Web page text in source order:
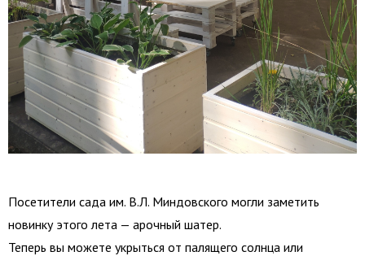
Посетители сада им. В.Л. Миндовского могли заметить
новинку этого лета — арочный шатер.
Теперь вы можете укрыться от палящего солнца или